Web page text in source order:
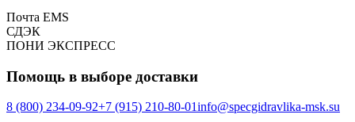
Почта EMS
СДЭК
ПOНИ ЭКСПРЕСС
Помощь в выборе доставки
8 (800) 234-09-92+7 (915) 210-80-01info@specgidravlika-msk.su